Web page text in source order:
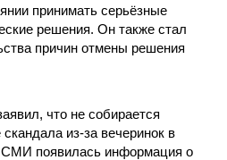
принимать серьёзные
решения. Он также стал
причин отмены решения
что не собирается
из-за вечеринок в
СМИ появилась информация о